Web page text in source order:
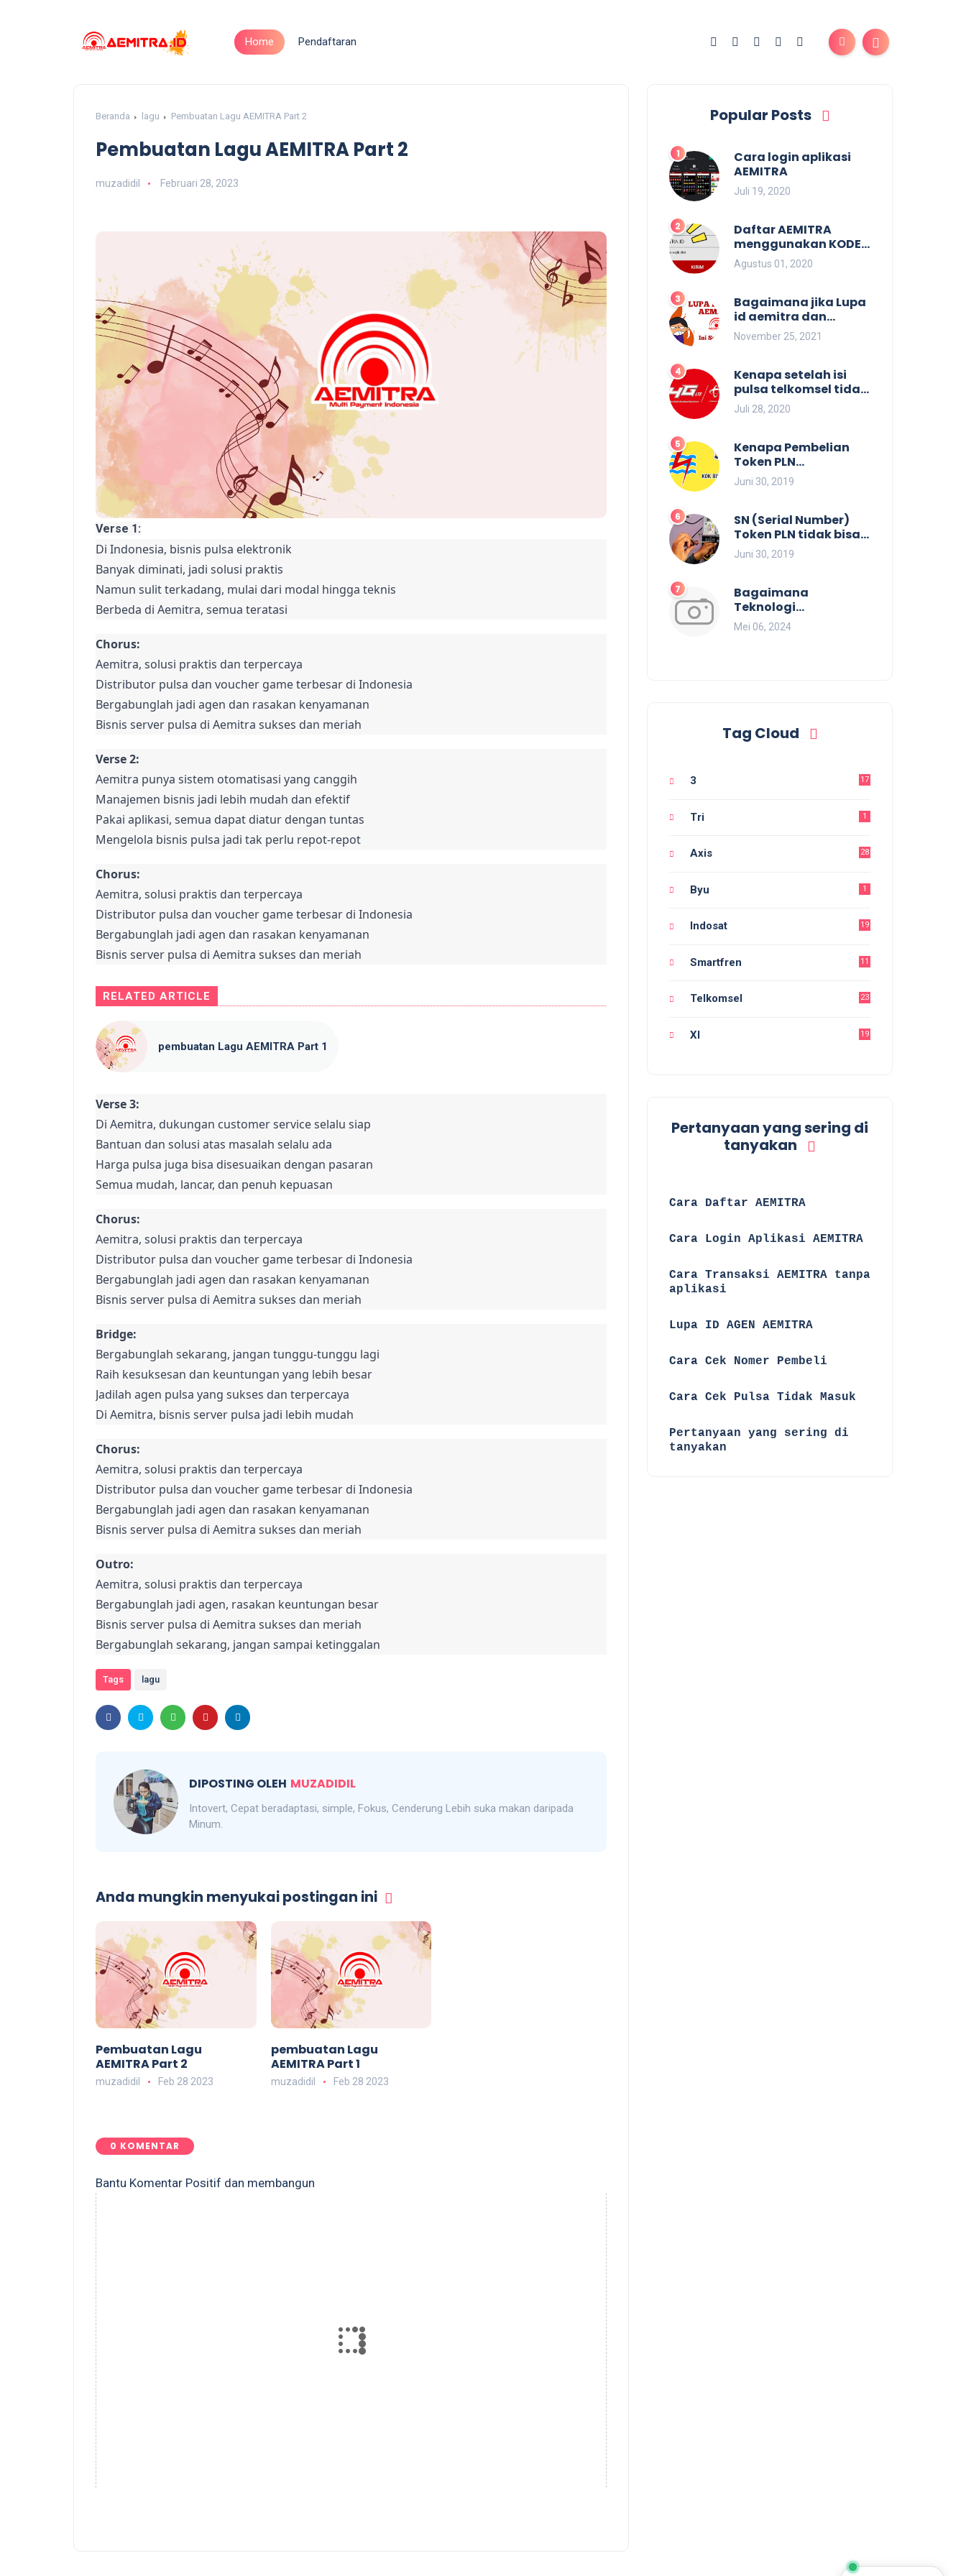
Home Pendaftaran
Beranda lagu Pembuatan Lagu AEMITRA Part 2
Pembuatan Lagu AEMITRA Part 2
muzadidil Februari 28, 2023
Verse 1:
Di Indonesia, bisnis pulsa elektronik
Banyak diminati, jadi solusi praktis
Namun sulit terkadang, mulai dari modal hingga teknis
Berbeda di Aemitra, semua teratasi
Chorus:
Aemitra, solusi praktis dan terpercaya
Distributor pulsa dan voucher game terbesar di Indonesia
Bergabunglah jadi agen dan rasakan kenyamanan
Bisnis server pulsa di Aemitra sukses dan meriah
Verse 2:
Aemitra punya sistem otomatisasi yang canggih
Manajemen bisnis jadi lebih mudah dan efektif
Pakai aplikasi, semua dapat diatur dengan tuntas
Mengelola bisnis pulsa jadi tak perlu repot-repot
Chorus:
Aemitra, solusi praktis dan terpercaya
Distributor pulsa dan voucher game terbesar di Indonesia
Bergabunglah jadi agen dan rasakan kenyamanan
Bisnis server pulsa di Aemitra sukses dan meriah
RELATED ARTICLE
pembuatan Lagu AEMITRA Part 1
Verse 3:
Di Aemitra, dukungan customer service selalu siap
Bantuan dan solusi atas masalah selalu ada
Harga pulsa juga bisa disesuaikan dengan pasaran
Semua mudah, lancar, dan penuh kepuasan
Chorus:
Aemitra, solusi praktis dan terpercaya
Distributor pulsa dan voucher game terbesar di Indonesia
Bergabunglah jadi agen dan rasakan kenyamanan
Bisnis server pulsa di Aemitra sukses dan meriah
Bridge:
Bergabunglah sekarang, jangan tunggu-tunggu lagi
Raih kesuksesan dan keuntungan yang lebih besar
Jadilah agen pulsa yang sukses dan terpercaya
Di Aemitra, bisnis server pulsa jadi lebih mudah
Chorus:
Aemitra, solusi praktis dan terpercaya
Distributor pulsa dan voucher game terbesar di Indonesia
Bergabunglah jadi agen dan rasakan kenyamanan
Bisnis server pulsa di Aemitra sukses dan meriah
Outro:
Aemitra, solusi praktis dan terpercaya
Bergabunglah jadi agen, rasakan keuntungan besar
Bisnis server pulsa di Aemitra sukses dan meriah
Bergabunglah sekarang, jangan sampai ketinggalan
Tags lagu
DIPOSTING OLEH MUZADIDIL
Intovert, Cepat beradaptasi, simple, Fokus, Cenderung Lebih suka makan daripada
Minum.
Anda mungkin menyukai postingan ini
Pembuatan Lagu
AEMITRA Part 2
muzadidil Feb 28 2023
pembuatan Lagu
AEMITRA Part 1
muzadidil Feb 28 2023
0 KOMENTAR
Bantu Komentar Positif dan membangun
Popular Posts
Cara login aplikasi
AEMITRA
Juli 19, 2020
Daftar AEMITRA
menggunakan KODE
SALES, KODE
MARKETING, KODE
membuat KODE SALES.
Agustus 01, 2020
Bagaimana jika Lupa
id aemitra dan
Bagaimana cara cek
id agen aemitra
November 25, 2021
Kenapa setelah isi
pulsa telkomsel tidak
menambah masa
aktif
Juli 28, 2020
Kenapa Pembelian
Token PLN
keterangan Melebihi
Batas ?
Juni 30, 2019
SN (Serial Number)
Token PLN tidak bisa
diinput
Juni 30, 2019
Bagaimana
Teknologi
Mempengaruhi Bisnis
Pulsa Saat Ini?
Mei 06, 2024
Tag Cloud
3 17
Tri 1
Axis 28
Byu 1
Indosat 19
Smartfren 11
Telkomsel 23
Xl 19
Pertanyaan yang sering di
tanyakan
Cara Daftar AEMITRA
Cara Login Aplikasi AEMITRA
Cara Transaksi AEMITRA tanpa
aplikasi
Lupa ID AGEN AEMITRA
Cara Cek Nomer Pembeli
Cara Cek Pulsa Tidak Masuk
Pertanyaan yang sering di
tanyakan